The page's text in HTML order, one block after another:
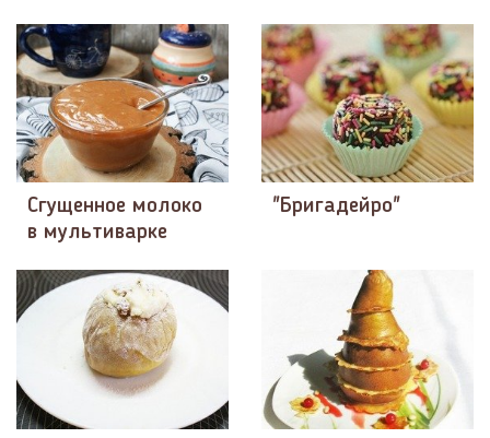
Сгущенное молоко
в мультиварке
"Бригадейро"